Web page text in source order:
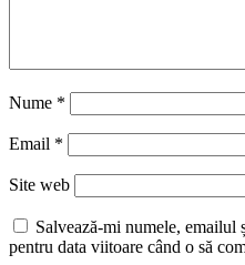
Nume *
Email *
Site web
Salvează-mi numele, emailul
pentru data viitoare când o să